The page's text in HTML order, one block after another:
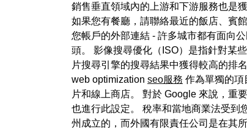
銷售垂直領域內的上游和下游服務也是
如果您有餐廳，請聯絡最近的飯店、賓
您帳戶的外部連結 - 許多城市都有面向
頭。 影像搜尋優化（ISO）是指針對某
片搜尋引擎的搜尋結果中獲得較高的排
web optimization seo服務 作為單獨的項
片和線上商店。 對於 Google 來說，重
也進行此設定。 稅率和當地商業法受到
州成立的，而外國有限責任公司是在其